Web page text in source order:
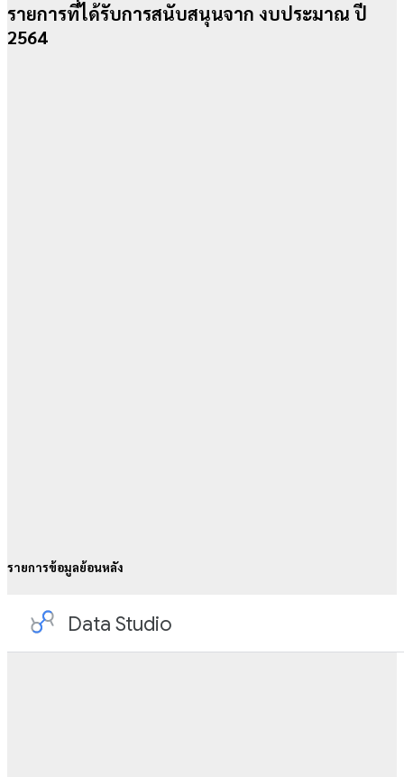
รายการที่ได้รับการสนับสนุนจาก งบประมาณ ปี
2564
รายการข้อมูลย้อนหลัง